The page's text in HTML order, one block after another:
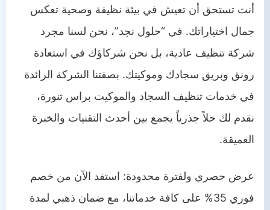
أنت تستحق أن تعيش في بيئة نظيفة وصحية تعكس
جمال اختياراتك. في “حلول نجد”، نحن لسنا مجرد
شركة تنظيف عادية، بل نحن شركاؤك في استعادة
رونق وبريق سجادك وموكيتك. بصفتنا الشركة الرائدة
في خدمات تنظيف السجاد والموكيت براس تنورة،
نقدم لك حلاً جذرياً يجمع بين أحدث التقنيات والخبرة
العميقة.
عرض حصري ولفترة محدودة: استفد الآن من خصم
فوري 35% على كافة خدماتنا، مع ضمان ذهبي لمدة